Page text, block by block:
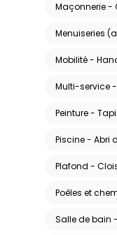
Maçonnerie -
Menuiseries
Mobilité -
Multi-service
Peinture -
Piscine - Abri
Plafond -
Poêles et
Salle de bain